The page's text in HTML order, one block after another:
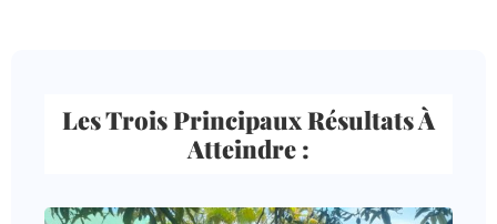
Les Trois Principaux Résultats À
Atteindre :